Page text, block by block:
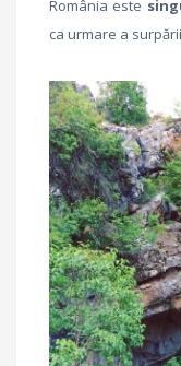
România este
ca urmare a